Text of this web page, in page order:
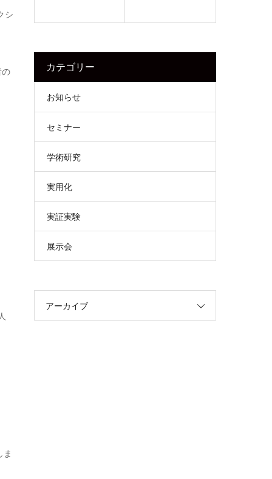
シ
の
ま
カテゴリー
お知らせ
セミナー
学術研究
実用化
実証実験
展示会
アーカイブ